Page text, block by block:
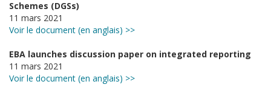
Schemes (DGSs)
11 mars 2021
Voir le document (en anglais) >>
EBA launches discussion paper on integrated reporting
11 mars 2021
Voir le document (en anglais) >>